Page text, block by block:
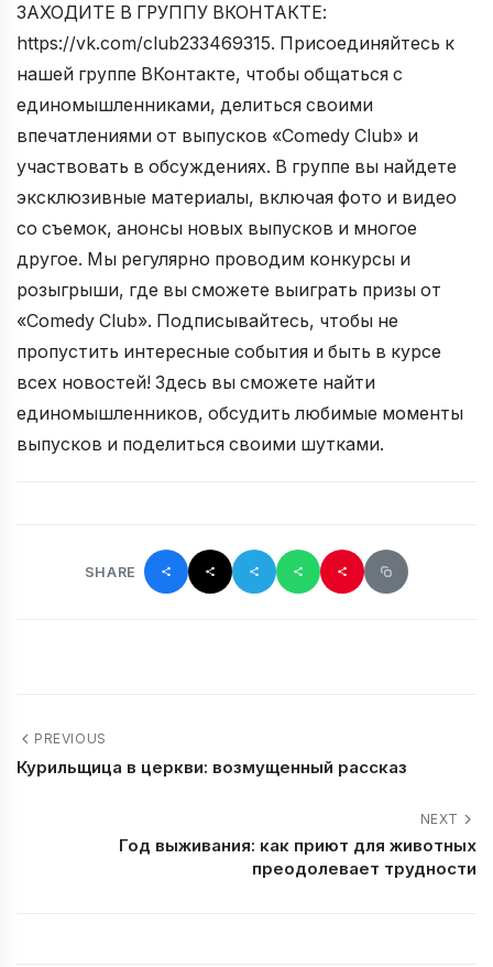
ЗАХОДИТЕ В ГРУППУ ВКОНТАКТЕ:
https://vk.com/club233469315. Присоединяйтесь к
нашей группе ВКонтакте, чтобы общаться с
единомышленниками, делиться своими
впечатлениями от выпусков «Comedy Club» и
участвовать в обсуждениях. В группе вы найдете
эксклюзивные материалы, включая фото и видео
со съемок, анонсы новых выпусков и многое
другое. Мы регулярно проводим конкурсы и
розыгрыши, где вы сможете выиграть призы от
«Comedy Club». Подписывайтесь, чтобы не
пропустить интересные события и быть в курсе
всех новостей! Здесь вы сможете найти
единомышленников, обсудить любимые моменты
выпусков и поделиться своими шутками.
SHARE
PREVIOUS
Курильщица в церкви: возмущенный рассказ
NEXT
Год выживания: как приют для животных
преодолевает трудности